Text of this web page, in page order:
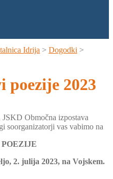
Idrija > Dogodki >
poezije 2023
Območna izpostava
soorganizatorji vas vabimo na
2. julija 2023, na Vojskem.